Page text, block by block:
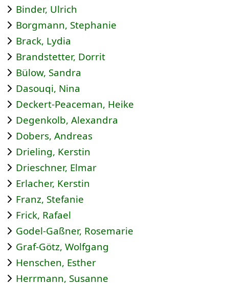
Binder, Ulrich
Borgmann, Stephanie
Brack, Lydia
Brandstetter, Dorrit
Bülow, Sandra
Dasouqi, Nina
Deckert-Peaceman, Heike
Degenkolb, Alexandra
Dobers, Andreas
Drieling, Kerstin
Drieschner, Elmar
Erlacher, Kerstin
Franz, Stefanie
Frick, Rafael
Godel-Gaßner, Rosemarie
Graf-Götz, Wolfgang
Henschen, Esther
Herrmann, Susanne